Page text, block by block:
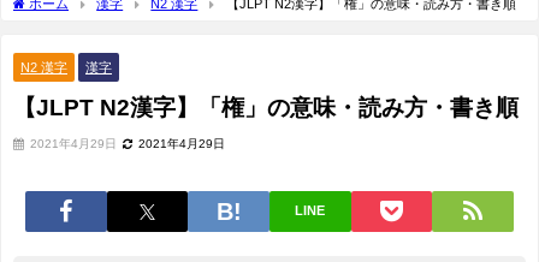
ホーム 漢字 N2 漢字 【JLPT N2漢字】「権」の意味・読み方・書き順
N2 漢字 漢字
【JLPT N2漢字】「権」の意味・読み方・書き順
2021年4月29日 2021年4月29日
LINE